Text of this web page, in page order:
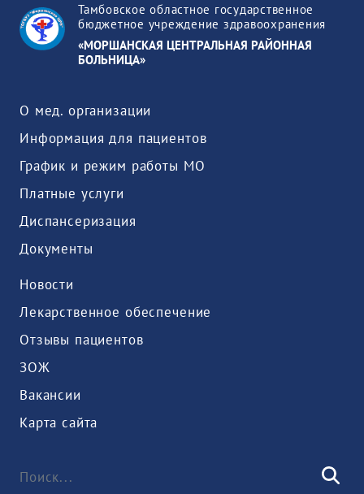
Тамбовское областное государственное
бюджетное учреждение здравоохранения
«МОРШАНСКАЯ ЦЕНТРАЛЬНАЯ РАЙОННАЯ
БОЛЬНИЦА»
О мед. организации
Информация для пациентов
График и режим работы МО
Платные услуги
Диспансеризация
Документы
Новости
Лекарственное обеспечение
Отзывы пациентов
ЗОЖ
Вакансии
Карта сайта